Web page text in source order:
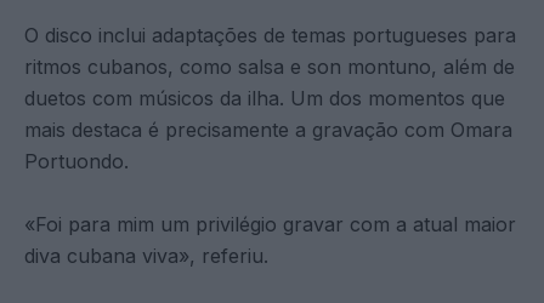
O disco inclui adaptações de temas portugueses para
ritmos cubanos, como salsa e son montuno, além de
duetos com músicos da ilha. Um dos momentos que
mais destaca é precisamente a gravação com Omara
Portuondo.
«Foi para mim um privilégio gravar com a atual maior
diva cubana viva», referiu.